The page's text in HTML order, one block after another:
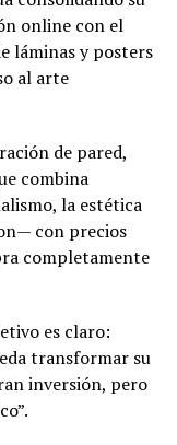
online con el
láminas y posters
al arte
de pared,
combina
la estética
con precios
completamente
es claro:
transformar su
inversión, pero